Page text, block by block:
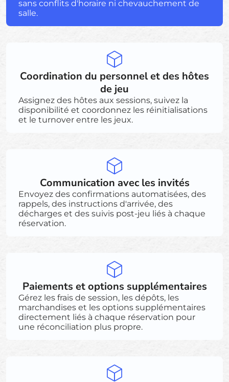
sans conflits d'horaire ni chevauchement de
salle.
Coordination du personnel et des hôtes
de jeu
Assignez des hôtes aux sessions, suivez la
disponibilité et coordonnez les réinitialisations
et le turnover entre les jeux.
Communication avec les invités
Envoyez des confirmations automatisées, des
rappels, des instructions d'arrivée, des
décharges et des suivis post-jeu liés à chaque
réservation.
Paiements et options supplémentaires
Gérez les frais de session, les dépôts, les
marchandises et les options supplémentaires
directement liés à chaque réservation pour
une réconciliation plus propre.